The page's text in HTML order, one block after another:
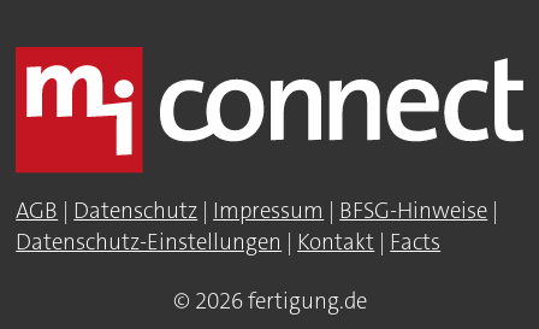
AGB | Datenschutz | Impressum | BFSG-Hinweise |
Datenschutz-Einstellungen | Kontakt | Facts
© 2026 fertigung.de